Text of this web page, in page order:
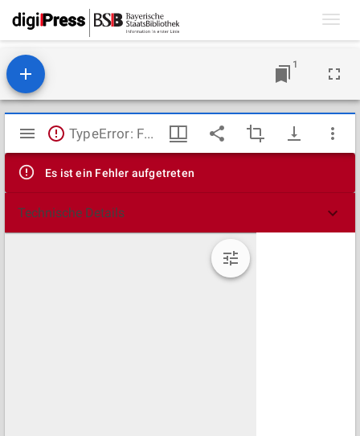
1
Mirador
Viewer
TypeError: Failed to fetch
Es ist ein Fehler aufgetreten
Technische Details